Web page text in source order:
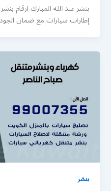
بنشر عبد الله المبارك ارقام
إطارات سيارات مع ضمان
بنشر